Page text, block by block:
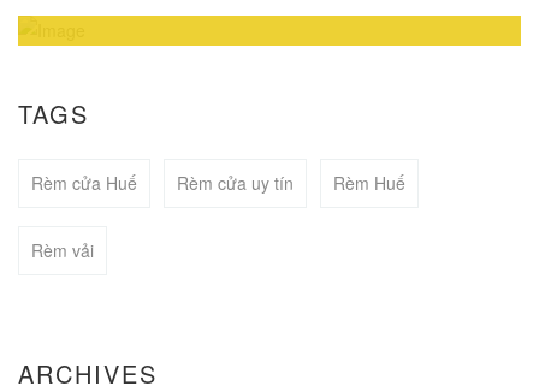
BUY NOW
TAGS
Rèm cửa Huế Rèm cửa uy tín Rèm Huế
Rèm vải
ARCHIVES